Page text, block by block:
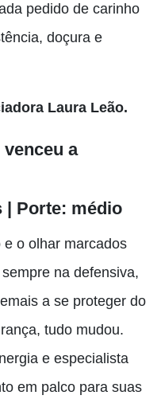
pedido de carinho
doçura e
Laura Leão.
a
| Porte: médio
o olhar marcados
na defensiva,
a se proteger do
tudo mudou.
e especialista
em palco para suas